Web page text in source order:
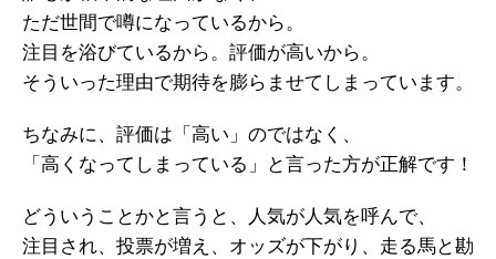
ただ世間で噂になっているから。
注目を浴びているから。評価が高いから。
そういった理由で期待を膨らませてしまっています。
ちなみに、評価は「高い」のではなく、
「高くなってしまっている」と言った方が正解です！
どういうことかと言うと、人気が人気を呼んで、
注目され、投票が増え、オッズが下がり、走る馬と勘